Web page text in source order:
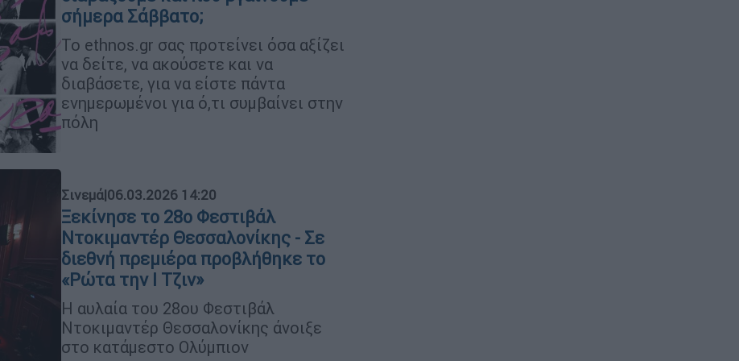
σήμερα Σάββατο;
Το ethnos.gr σας προτείνει όσα αξίζει
να δείτε, να ακούσετε και να
διαβάσετε, για να είστε πάντα
ενημερωμένοι για ό,τι συμβαίνει στην
πόλη
Σινεμά|06.03.2026 14:20
Ξεκίνησε το 28ο Φεστιβάλ
Ντοκιμαντέρ Θεσσαλονίκης - Σε
διεθνή πρεμιέρα προβλήθηκε το
«Ρώτα την Ι Τζιν»
Η αυλαία του 28ου Φεστιβάλ
Ντοκιμαντέρ Θεσσαλονίκης άνοιξε
στο κατάμεστο Ολύμπιον